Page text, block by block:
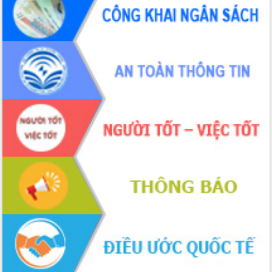
món ăn từ sầu riêng
Đắk Lắk công bố Quy hoạch và xúc
tiến đầu tư tỉnh
Ngành cá ngừ Đắk Lắk chủ động thích
ứng để giữ vững thị trường xuất khẩu
Diễn đàn Kinh tế tư nhân Việt Nam đột
phá cơ chế - Hợp tác công tư
Đề án 06 tạo bước ngoặt đột phá trong
cải cách hành chính tỉnh Đắk Lắk
Kết nối tour, đẩy mạnh chuyển đổi số
để phát triển du lịch Đắk Lắk
Khởi động Dự án Đầu tư xây dựng hạ
tầng kỹ thuật Cụm công nghiệp Tân
Tiến
Gặp mặt các cơ quan báo chí nhân Kỷ
niệm 101 năm Ngày Báo chí Cách
mạng Việt Nam
Đắk Lắk sơ kết 4 năm triển khai thực
hiện Đề án 06 của Chính phủ
Họp báo thông tin về Hội nghị Công bố